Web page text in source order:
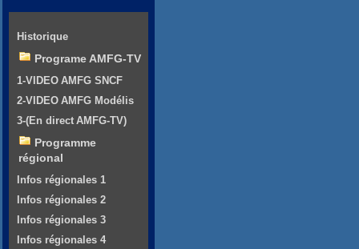
Historique
Programe AMFG-TV
1-VIDEO AMFG SNCF
2-VIDEO AMFG Modélis
3-(En direct AMFG-TV)
Programme
régional
Infos régionales 1
Infos régionales 2
Infos régionales 3
Infos régionales 4